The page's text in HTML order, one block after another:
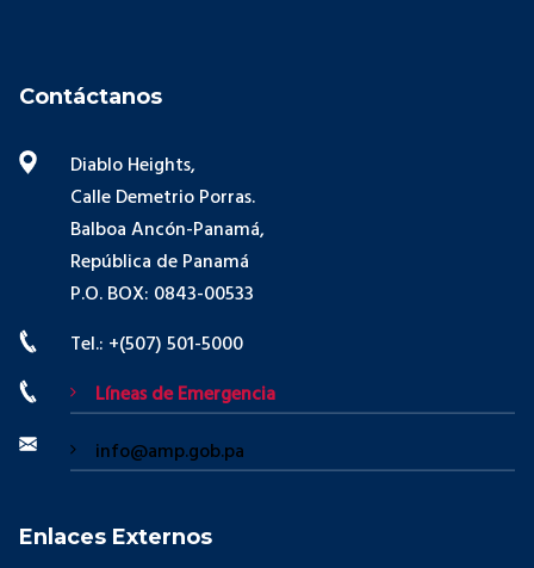
Contáctanos
Diablo Heights,
Calle Demetrio Porras.
Balboa Ancón-Panamá,
República de Panamá
P.O. BOX: 0843-00533
Tel.: +(507) 501-5000
Líneas de Emergencia
info@amp.gob.pa
Enlaces Externos